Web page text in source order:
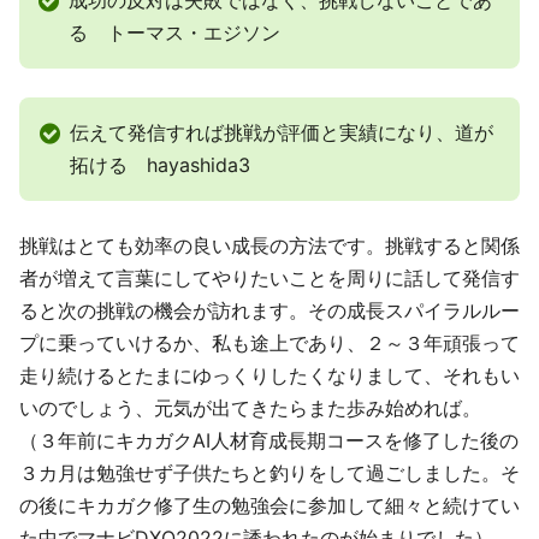
る トーマス・エジソン
伝えて発信すれば挑戦が評価と実績になり、道が
拓ける hayashida3
挑戦はとても効率の良い成長の方法です。挑戦すると関係
者が増えて言葉にしてやりたいことを周りに話して発信す
ると次の挑戦の機会が訪れます。その成長スパイラルルー
プに乗っていけるか、私も途上であり、２～３年頑張って
走り続けるとたまにゆっくりしたくなりまして、それもい
いのでしょう、元気が出てきたらまた歩み始めれば。
（３年前にキカガクAI人材育成長期コースを修了した後の
３カ月は勉強せず子供たちと釣りをして過ごしました。そ
の後にキカガク修了生の勉強会に参加して細々と続けてい